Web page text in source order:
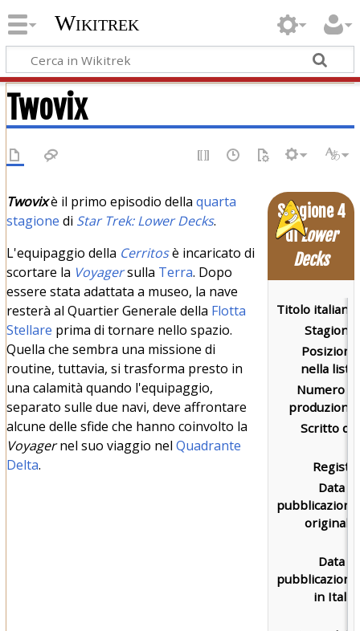
Wikitrek
Twovix
Stagione 4
diLower
Decks
Titolo italiano:
Stagione:
Posizione
nella lista:
Numero di
produzione:
Scritto da:
Regista:
Data di
pubblicazione
originale:
Data di
pubblicazione
in Italia:
Twovixè il primo episodio della quarta
stagione di Star Trek: Lower Decks.
L'equipaggio della Cerritosè incaricato di
scortare la Voyagersulla Terra. Dopo
essere stata adattata a museo, la nave
resterà al Quartier Generale della Flotta
Stellare prima di tornare nello spazio.
Quella che sembra una missione di
routine, tuttavia, si trasforma presto in
una calamità quando l'equipaggio,
separato sulle due navi, deve affrontare
alcune delle sfide che hanno coinvolto la
Voyagernel suo viaggio nel Quadrante
Delta.